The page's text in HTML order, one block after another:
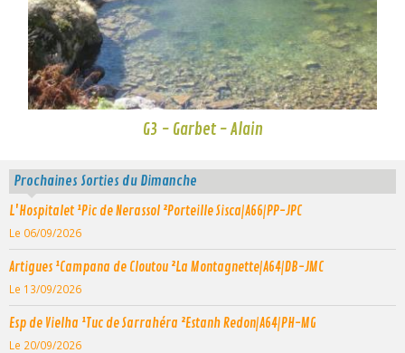
G3 - Garbet - Alain
Prochaines Sorties du Dimanche
L'Hospitalet ¹Pic de Nerassol ²Porteille Sisca|A66|PP-JPC
Le 06/09/2026
Artigues ¹Campana de Cloutou ²La Montagnette|A64|DB-JMC
Le 13/09/2026
Esp de Vielha ¹Tuc de Sarrahéra ²Estanh Redon|A64|PH-MG
Le 20/09/2026